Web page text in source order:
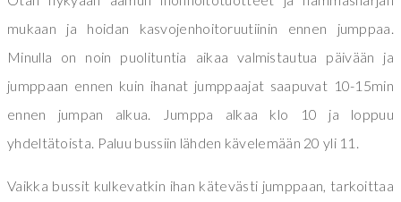
mukaan ja hoidan kasvojenhoitoruutiinin ennen jumppaa.
Minulla on noin puolituntia aikaa valmistautua päivään ja
jumppaan ennen kuin ihanat jumppaajat saapuvat 10-15min
ennen jumpan alkua. Jumppa alkaa klo 10 ja loppuu
yhdeltätoista. Paluu bussiin lähden kävelemään 20 yli 11.
Vaikka bussit kulkevatkin ihan kätevästi jumppaan, tarkoittaa